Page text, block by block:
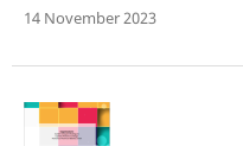
14 November 2023